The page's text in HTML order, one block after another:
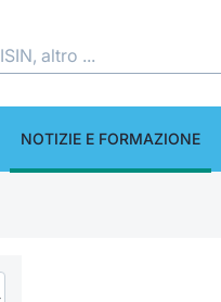
NOTIZIE E FORMAZIONE